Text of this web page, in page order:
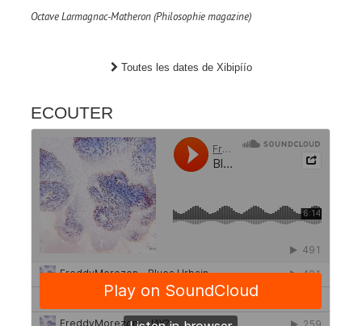
Octave Larmagnac-Matheron (Philosophie magazine)
Toutes les dates de Xibipíío
ECOUTER